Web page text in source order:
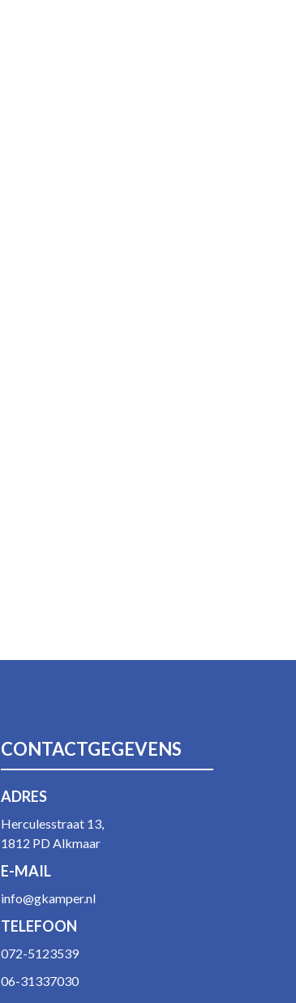
CONTACTGEGEVENS
ADRES
Herculesstraat 13,
1812 PD Alkmaar
E-MAIL
info@gkamper.nl
TELEFOON
072-5123539
06-31337030